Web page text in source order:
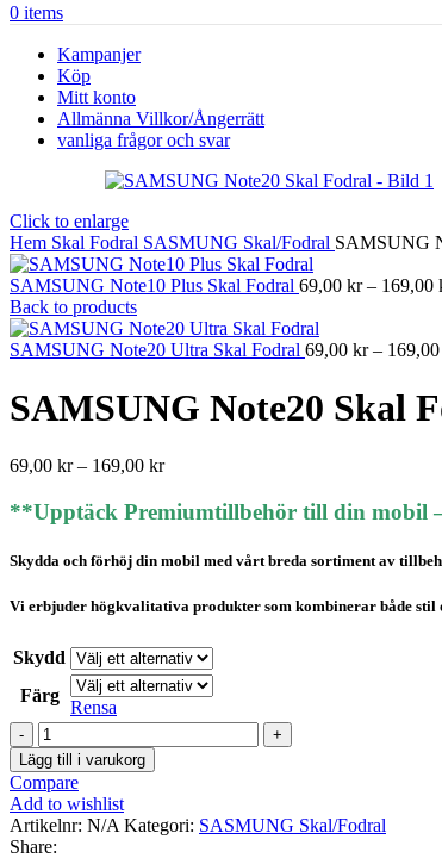
0 items
Kampanjer
Köp
Mitt konto
Allmänna Villkor/Ångerrätt
vanliga frågor och svar
Click to enlarge
Hem Skal Fodral SASMUNG Skal/Fodral SAMSUNG
SAMSUNG Note10 Plus Skal Fodral 69,00 kr – 169,00
Back to products
SAMSUNG Note20 Ultra Skal Fodral 69,00 kr – 169,00
SAMSUNG Note20 Skal
69,00 kr – 169,00 krPrisintervall:
till
**Upptäck Premiumtillbehör till din mobil
Skydda och förhöj din mobil med vårt breda sortiment av
Vi erbjuder högkvalitativa produkter som kombinerar både
Skydd
Färg
Rensa
SAMSUNG
Note20
Skal
Fodral
mängd
Lägg till i varukorg
Compare
Add to wishlist
Artikelnr: N/A Kategori: SASMUNG Skal/Fodral
Share: